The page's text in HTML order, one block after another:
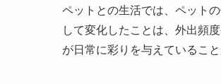
ペットとの生活では、ペット
して変化したことは、外出頻
が日常に彩りを与えているこ